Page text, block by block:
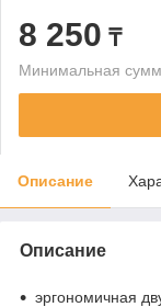
8 250 ₸
Минимальная
Описание
Описание
эргономичная